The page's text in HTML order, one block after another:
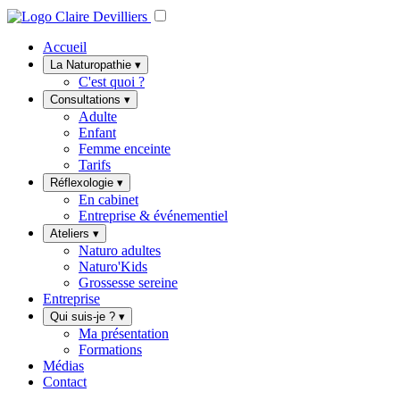
Accueil
La Naturopathie ▾
C'est quoi ?
Consultations ▾
Adulte
Enfant
Femme enceinte
Tarifs
Réflexologie ▾
En cabinet
Entreprise & événementiel
Ateliers ▾
Naturo adultes
Naturo'Kids
Grossesse sereine
Entreprise
Qui suis-je ? ▾
Ma présentation
Formations
Médias
Contact